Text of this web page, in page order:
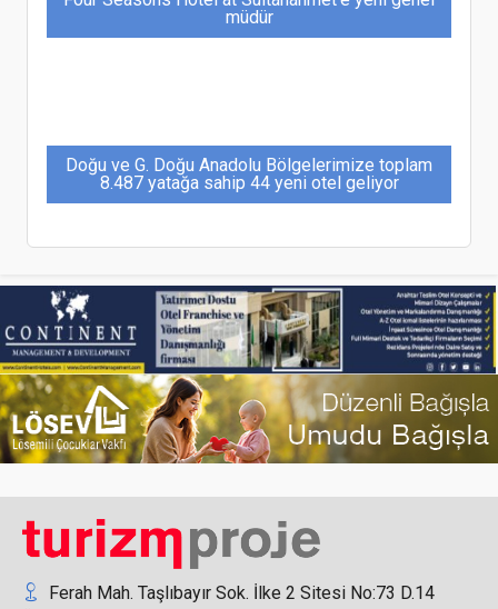
müdür
Doğu ve G. Doğu Anadolu Bölgelerimize toplam
8.487 yatağa sahip 44 yeni otel geliyor
Hande Tibuk: Turizmde yeni yatırımlarda rota
Karadağ
Sabiha Gökçen’in Londra ağı Gatwick ile
Ferah Mah. Taşlıbayır Sok. İlke 2 Sitesi No:73 D.14